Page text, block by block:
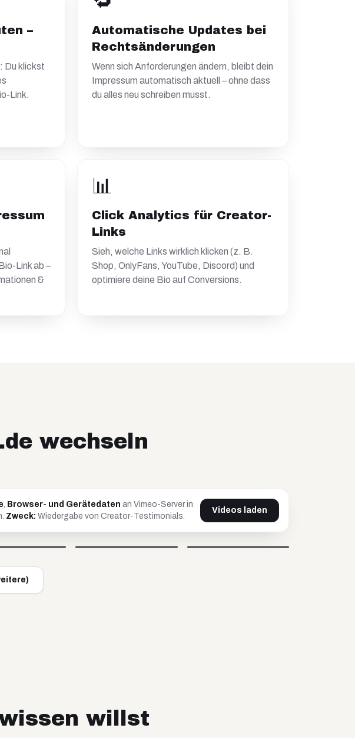
–
Du klickst
Link.
Automatische Updates bei
Rechtsänderungen
Wenn sich Anforderungen ändern, bleibt dein
Impressum automatisch aktuell – ohne dass
du alles neu schreiben musst.
Link ab –
&
📊
Click Analytics für Creator-
Links
Sieh, welche Links wirklich klicken (z. B.
Shop, OnlyFans, YouTube, Discord) und
optimiere deine Bio auf Conversions.
wechseln
, Browser- und Gerätedaten an Vimeo-Server in
Zweck: Wiedergabe von Creator-Testimonials.
Videos laden
willst